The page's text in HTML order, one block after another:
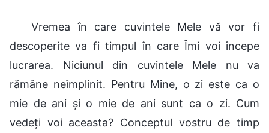
Vremea în care cuvintele Mele vă vor fi
descoperite va fi timpul în care Îmi voi începe
lucrarea. Niciunul din cuvintele Mele nu va
rămâne neîmplinit. Pentru Mine, o zi este ca o
mie de ani și o mie de ani sunt ca o zi. Cum
vedeți voi aceasta? Conceptul vostru de timp